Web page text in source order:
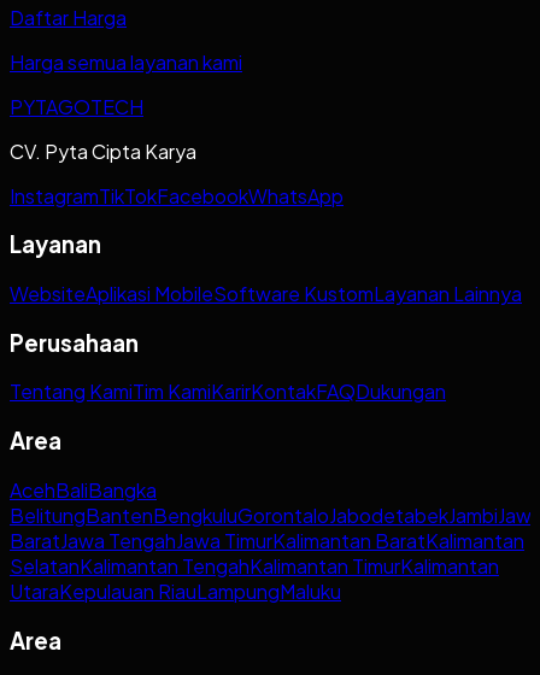
Daftar Harga
Harga semua layanan kami
PYTAGOTECH
CV. Pyta Cipta Karya
InstagramTikTokFacebookWhatsApp
Layanan
WebsiteAplikasi MobileSoftware KustomLayanan Lainnya
Perusahaan
Tentang KamiTim KamiKarirKontakFAQDukungan
Area
AcehBaliBangka
BelitungBantenBengkuluGorontaloJabodetabekJambi
BaratJawa TengahJawa TimurKalimantan BaratKalimantan
SelatanKalimantan TengahKalimantan TimurKalimantan
UtaraKepulauan RiauLampungMaluku
Area